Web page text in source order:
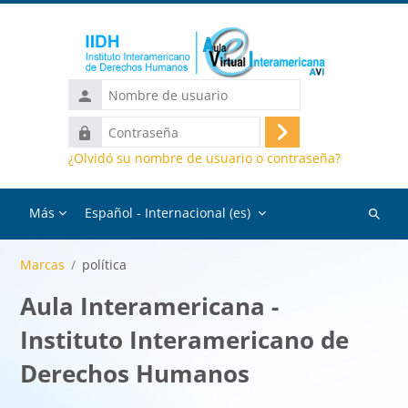
Nombre
de
usuario
Contraseña
Acceder
¿Olvidó su nombre de usuario o contraseña?
Más Español - Internacional ‎(es)‎
Buscar
Marcas política
Aula Interamericana -
Instituto Interamericano de
Derechos Humanos